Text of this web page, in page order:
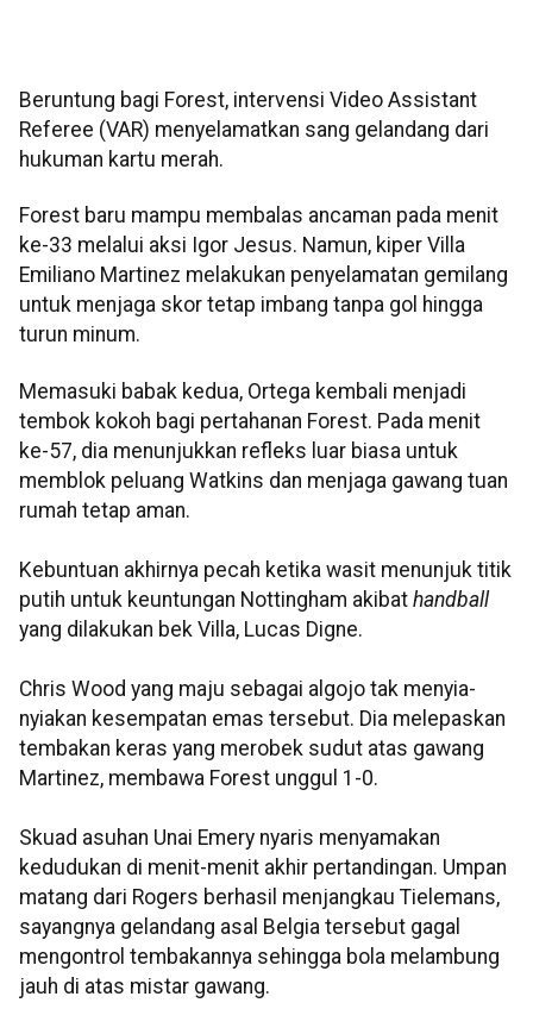
Beruntung bagi Forest, intervensi Video Assistant
Referee (VAR) menyelamatkan sang gelandang dari
hukuman kartu merah.
Forest baru mampu membalas ancaman pada menit
ke-33 melalui aksi Igor Jesus. Namun, kiper Villa
Emiliano Martinez melakukan penyelamatan gemilang
untuk menjaga skor tetap imbang tanpa gol hingga
turun minum.
Memasuki babak kedua, Ortega kembali menjadi
tembok kokoh bagi pertahanan Forest. Pada menit
ke-57, dia menunjukkan refleks luar biasa untuk
memblok peluang Watkins dan menjaga gawang tuan
rumah tetap aman.
Kebuntuan akhirnya pecah ketika wasit menunjuk titik
putih untuk keuntungan Nottingham akibat handball
yang dilakukan bek Villa, Lucas Digne.
Chris Wood yang maju sebagai algojo tak menyia-
nyiakan kesempatan emas tersebut. Dia melepaskan
tembakan keras yang merobek sudut atas gawang
Martinez, membawa Forest unggul 1-0.
Skuad asuhan Unai Emery nyaris menyamakan
kedudukan di menit-menit akhir pertandingan. Umpan
matang dari Rogers berhasil menjangkau Tielemans,
sayangnya gelandang asal Belgia tersebut gagal
mengontrol tembakannya sehingga bola melambung
jauh di atas mistar gawang.